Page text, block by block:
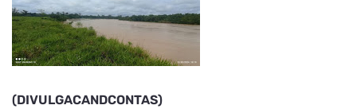
(DIVULGACANDCONTAS)